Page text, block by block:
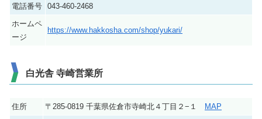
電話番号 043-460-2468
ホームペ
ージ
https://www.hakkosha.com/shop/yukari/
白光舎 寺崎営業所
住所 〒285-0819 千葉県佐倉市寺崎北４丁目２−１ MAP